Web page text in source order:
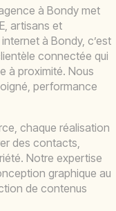
à Bondy met
artisans et
à Bondy, c’est
connectée qui
à proximité. Nous
performance
chaque réalisation
des contacts,
Notre expertise
graphique au
de contenus